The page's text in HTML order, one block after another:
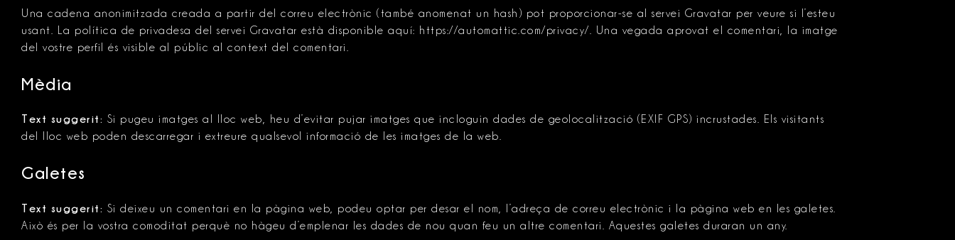
Una cadena anonimitzada creada a partir del correu electrònic (també anomenat un hash) pot proporcionar-se al servei Gravatar per veure si l’esteu
usant. La política de privadesa del servei Gravatar està disponible aquí: https://automattic.com/privacy/. Una vegada aprovat el comentari, la imatge
del vostre perfil és visible al públic al context del comentari.
Mèdia
Text suggerit: Si pugeu imatges al lloc web, heu d’evitar pujar imatges que incloguin dades de geolocalització (EXIF GPS) incrustades. Els visitants
del lloc web poden descarregar i extreure qualsevol informació de les imatges de la web.
Galetes
Text suggerit: Si deixeu un comentari en la pàgina web, podeu optar per desar el nom, l’adreça de correu electrònic i la pàgina web en les galetes.
Això és per la vostra comoditat perquè no hàgeu d’emplenar les dades de nou quan feu un altre comentari. Aquestes galetes duraran un any.